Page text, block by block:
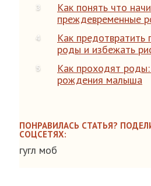
Как понять что
преждевременные
Как
роды и избежать
Как проходят
рождения малыша
ПОНРАВИЛАСЬ СТАТЬЯ?
СОЦСЕТЯХ:
гугл моб